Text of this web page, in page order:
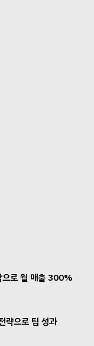
으로 월 매출 300%
략으로 팀 성과